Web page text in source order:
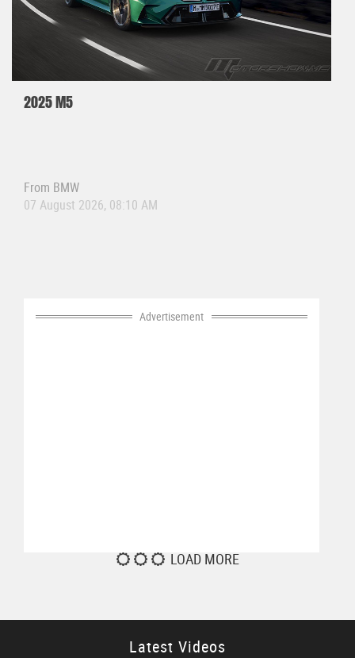
2025 M5
From BMW
07 August 2026, 08:10 AM
Advertisement
LOAD MORE
Latest Videos